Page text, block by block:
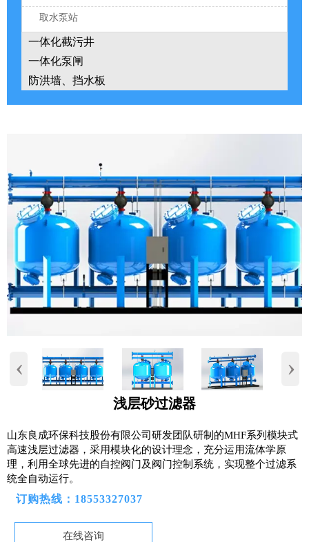
取水泵站
一体化截污井
一体化泵闸
防洪墙、挡水板
‹ ›
浅层砂过滤器
山东良成环保科技股份有限公司研发团队研制的MHF系列模块式
高速浅层过滤器，采用模块化的设计理念，充分运用流体学原
理，利用全球先进的自控阀门及阀门控制系统，实现整个过滤系
统全自动运行。
订购热线：18553327037
在线咨询